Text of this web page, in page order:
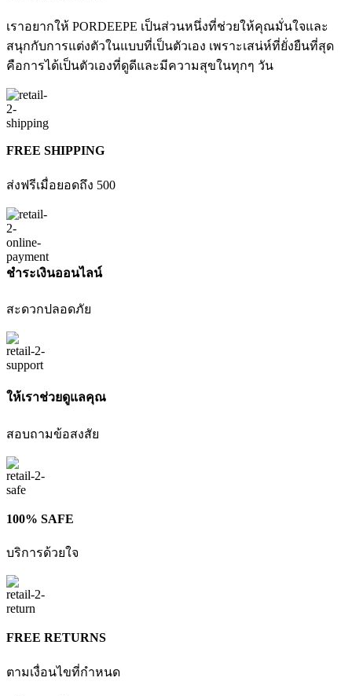
เราอยากให้ PORDEEPE เป็นส่วนหนึ่งที่ช่วยให้คุณมั่นใจและ
สนุกกับการแต่งตัวในแบบที่เป็นตัวเอง เพราะเสน่ห์ที่ยั่งยืนที่สุด
คือการได้เป็นตัวเองที่ดูดีและมีความสุขในทุกๆ วัน
FREE SHIPPING
ส่งฟรีเมื่อยอดถึง 500
ชำระเงินออนไลน์
สะดวกปลอดภัย
ให้เราช่วยดูแลคุณ
สอบถามข้อสงสัย
100% SAFE
บริการด้วยใจ
FREE RETURNS
ตามเงื่อนไขที่กำหนด